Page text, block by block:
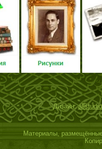
Дизайн:
Материалы,